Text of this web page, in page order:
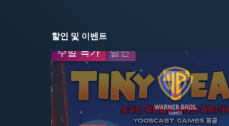
할인 및 이벤트
주말 특가
프랜차이즈 할인